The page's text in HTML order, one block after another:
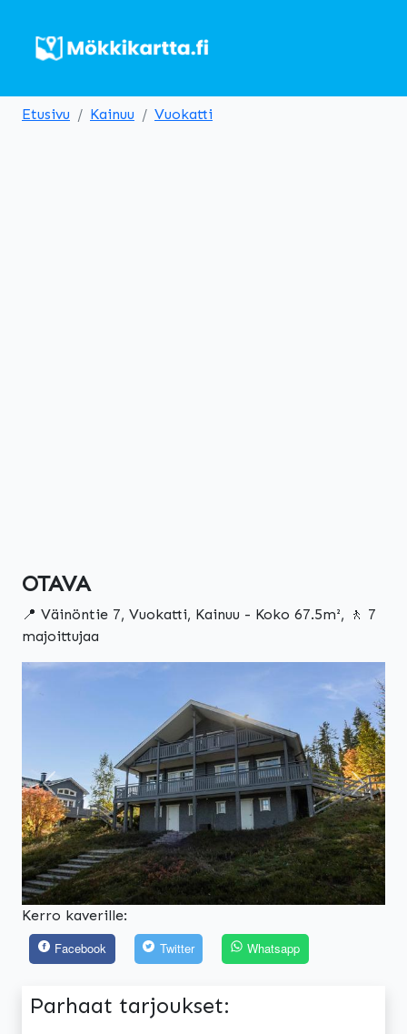
Etusivu Kainuu Vuokatti
OTAVA
📍 Väinöntie 7, Vuokatti, Kainuu - Koko 67.5m², 🚶 7
majoittujaa
Edellinen
Kerro kaverille:
Facebook
Twitter Whatsapp
Parhaat tarjoukset: